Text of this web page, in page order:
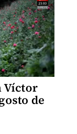
Víctor
de